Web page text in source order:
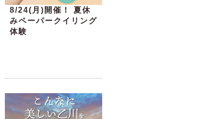
8/24(月)開催！ 夏休
みペーパークイリング
体験